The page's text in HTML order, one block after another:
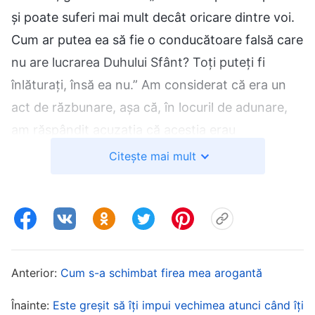
și poate suferi mai mult decât oricare dintre voi.
Cum ar putea ea să fie o conducătoare falsă care
nu are lucrarea Duhului Sfânt? Toți puteți fi
înlăturați, însă ea nu.” Am considerat că era un
act de răzbunare, așa că, în locuril de adunare,
am răspândit acuzația că aceștia erau
conducători și lucrători falși și că înlăturarea lui
viață bisericească normală, iar în biserică s-a
După o vreme, a venit o soră care urma să
trateze haosul din biserică. Ea a spus că
Citește mai mult
Anterior: Cum s-a schimbat firea mea arogantă
Înainte: Este greșit să îți impui vechimea atunci când îți